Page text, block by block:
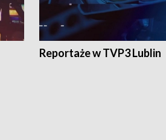
Reportaże w TVP3 Lublin